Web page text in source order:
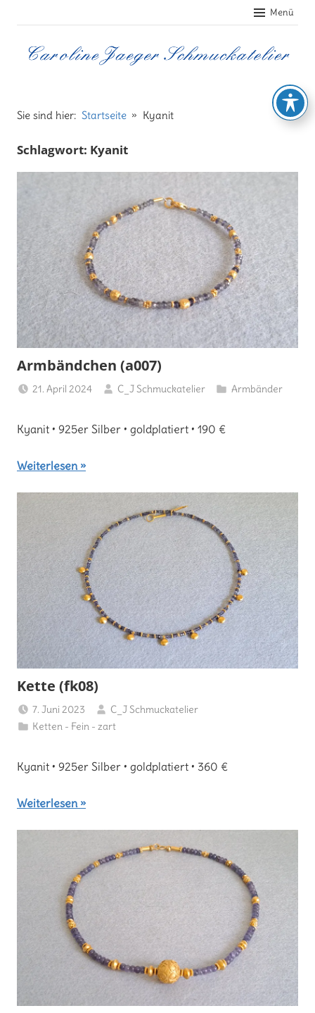
Inhalt
springen
Menü
Jaeger
Schmuckatelier
Sie sind hier: Startseite Kyanit
Schlagwort: Kyanit
Armbändchen (a007)
21. April 2024 C_J Schmuckatelier Armbänder
Kyanit • 925er Silber • goldplatiert • 190 €
Weiterlesen
Kette (fk08)
7. Juni 2023
C_J Schmuckatelier
Ketten - Fein - zart
Kyanit • 925er Silber • goldplatiert • 360 €
Weiterlesen